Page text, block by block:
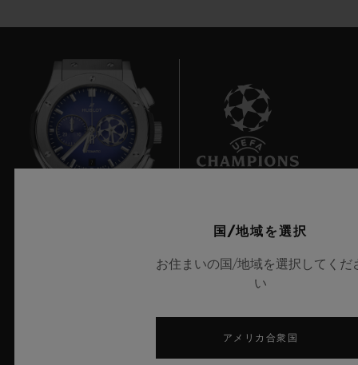
7
UEFAチャンピオンズリーグ公式タイムキーパー
国/地域を選択
お住まいの国/地域を選択してくだ
い
アメリカ合衆国